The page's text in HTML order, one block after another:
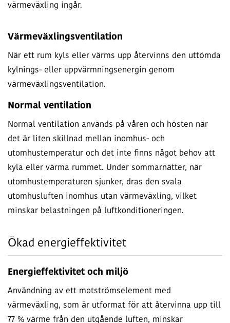
värmeväxling ingår.
Värmeväxlingsventilation
När ett rum kyls eller värms upp återvinns den uttömda
kylnings- eller uppvärmningsenergin genom
värmeväxlingsventilation.
Normal ventilation
Normal ventilation används på våren och hösten när
det är liten skillnad mellan inomhus- och
utomhustemperatur och det inte finns något behov att
kyla eller värma rummet. Under sommarnätter, när
utomhustemperaturen sjunker, dras den svala
utomhusluften inomhus utan värmeväxling, vilket
minskar belastningen på luftkonditioneringen.
Ökad energieffektivitet
Energieffektivitet och miljö
Användning av ett motströmselement med
värmeväxling, som är utformat för att återvinna upp till
77 % värme från den utgående luften, minskar